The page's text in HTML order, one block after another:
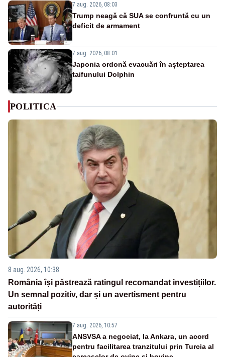
7 aug. 2026, 08:03
Trump neagă că SUA se confruntă cu un
deficit de armament
7 aug. 2026, 08:01
Japonia ordonă evacuări în așteptarea
taifunului Dolphin
POLITICA
8 aug. 2026, 10:38
România își păstrează ratingul recomandat investițiilor.
Un semnal pozitiv, dar și un avertisment pentru
autorități
7 aug. 2026, 10:57
ANSVSA a negociat, la Ankara, un acord
pentru facilitarea tranzitului prin Turcia al